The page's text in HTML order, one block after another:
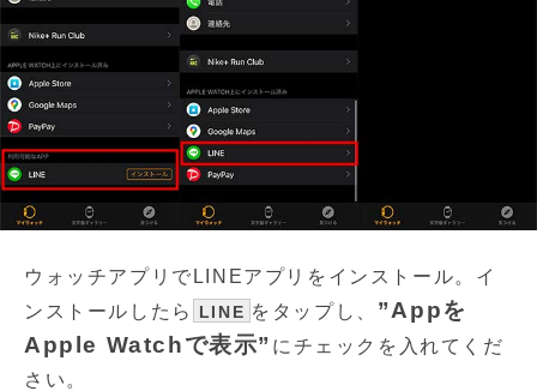
ウォッチアプリでLINEアプリをインストール。イ
ンストールしたら
LINE をタップし、 ”Appを
Apple Watchで表示” にチェックを入れてくだ
さい。